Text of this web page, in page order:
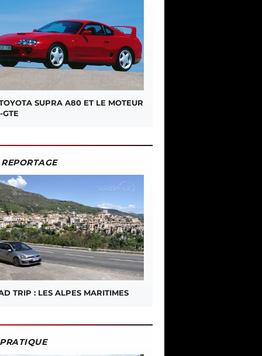
SUPRA A80 ET LE MOTEUR
GTE
TRIP : LES ALPES MARITIMES